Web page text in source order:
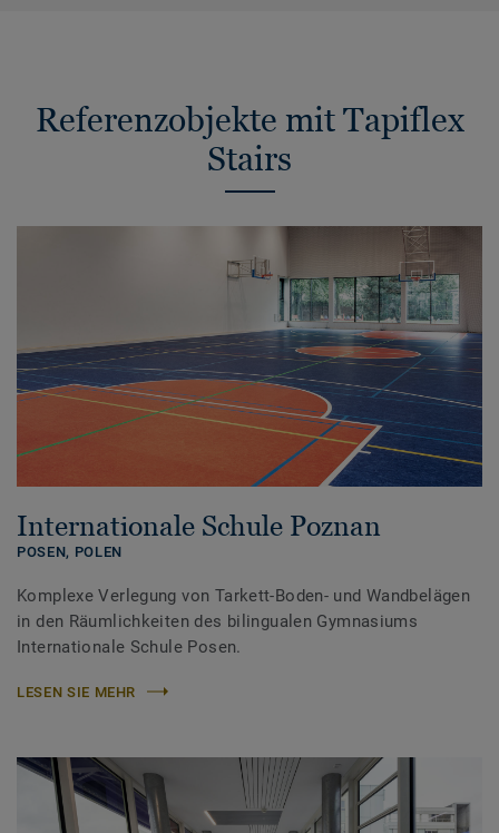
Referenzobjekte mit Tapiflex
Stairs
Internationale Schule Poznan
POSEN, POLEN
Komplexe Verlegung von Tarkett-Boden- und Wandbelägen
in den Räumlichkeiten des bilingualen Gymnasiums
Internationale Schule Posen.
LESEN SIE MEHR